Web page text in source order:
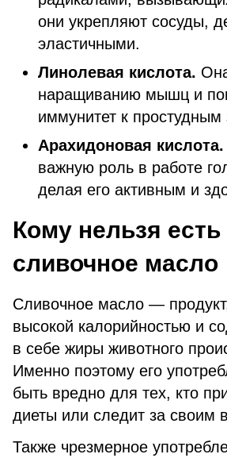
они укрепляют сосуды,
эластичными.
Линолевая кислота.
наращиванию мышц и
иммунитет к
Арахидоновая кислота.
важную роль в работе
делая его активным и
Кому нельзя есть
сливочное масло
Сливочное масло —
высокой калорийностью и
в себе жиры животного
Именно поэтому его
быть вредно для тех, кто
диеты или следит за своим
Также чрезмерное